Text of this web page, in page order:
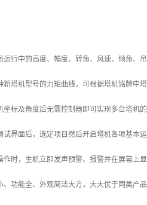
行中的高度、幅度、转角、风速、倾角、吊
塔机型号的力矩曲线，可根据塔机铭牌中
标及角度后无需控制器即可实现多台塔机
界面后，选定项目然后开启塔机各项基本
时，主机立即发声预警、报警并在屏幕上
功能全、外观简洁大方，大大优于同类产